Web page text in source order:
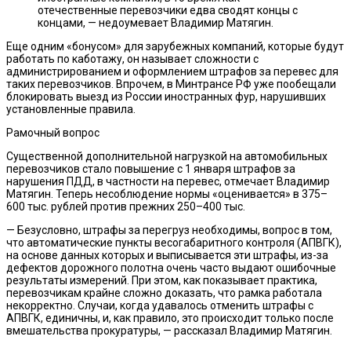
отечественные перевозчики едва сводят концы с
концами, — недоумевает Владимир Матягин.
Еще одним «бонусом» для зарубежных компаний, которые будут
работать по каботажу, он называет сложности с
администрированием и оформлением штрафов за перевес для
таких перевозчиков. Впрочем, в Минтрансе РФ уже пообещали
блокировать выезд из России иностранных фур, нарушивших
установленные правила.
Рамочный вопрос
Существенной дополнительной нагрузкой на автомобильных
перевозчиков стало повышение с 1 января штрафов за
нарушения ПДД, в частности на перевес, отмечает Владимир
Матягин. Теперь несоблюдение нормы «оценивается» в 375–
600 тыс. рублей против прежних 250–400 тыс.
— Безусловно, штрафы за перегруз необходимы, вопрос в том,
что автоматические пункты весогабаритного контроля (АПВГК),
на основе данных которых и выписывается эти штрафы, из-за
дефектов дорожного полотна очень часто выдают ошибочные
результаты измерений. При этом, как показывает практика,
перевозчикам крайне сложно доказать, что рамка работала
некорректно. Случаи, когда удавалось отменить штрафы с
АПВГК, единичны, и, как правило, это происходит только после
вмешательства прокуратуры, — рассказал Владимир Матягин.